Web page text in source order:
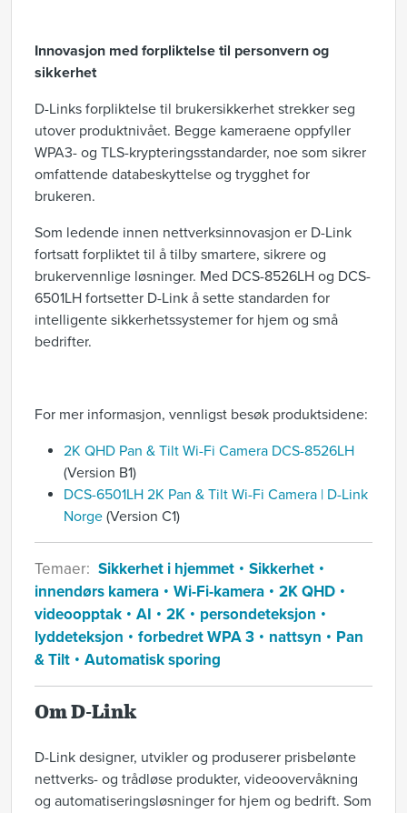
Innovasjon med forpliktelse til personvern og
sikkerhet
D-Links forpliktelse til brukersikkerhet strekker seg
utover produktnivået. Begge kameraene oppfyller
WPA3- og TLS-krypteringsstandarder, noe som sikrer
omfattende databeskyttelse og trygghet for
brukeren.
Som ledende innen nettverksinnovasjon er D-Link
fortsatt forpliktet til å tilby smartere, sikrere og
brukervennlige løsninger. Med DCS-8526LH og DCS-
6501LH fortsetter D-Link å sette standarden for
intelligente sikkerhetssystemer for hjem og små
bedrifter.
For mer informasjon, vennligst besøk produktsidene:
2K QHD Pan & Tilt Wi-Fi Camera DCS-8526LH
(Version B1)
DCS-6501LH 2K Pan & Tilt Wi-Fi Camera | D-Link
Norge (Version C1)
Temaer: Sikkerhet i hjemmet
Sikkerhet
innendørs kamera
Wi-Fi-kamera
2K QHD
videoopptak
AI 2K
persondeteksjon
lyddeteksjon
forbedret WPA 3 nattsyn
Pan
& Tilt
Automatisk sporing
Om D-Link
D-Link designer, utvikler og produserer prisbelønte
nettverks- og trådløse produkter, videoovervåkning
og automatiseringsløsninger for hjem og bedrift. Som